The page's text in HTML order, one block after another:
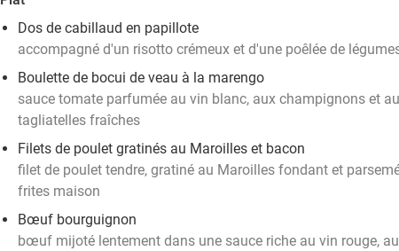
Dos de cabillaud en papillote
accompagné d'un risotto crémeux et d'une poêlée de
Boulette de bocui de veau à la marengo
sauce tomate parfumée au vin blanc, aux champignons et
tagliatelles fraîches
Filets de poulet gratinés au Maroilles et bacon
filet de poulet tendre, gratiné au Maroilles fondant et
frites maison
Bœuf bourguignon
bœuf mijoté lentement dans une sauce riche au vin rouge,